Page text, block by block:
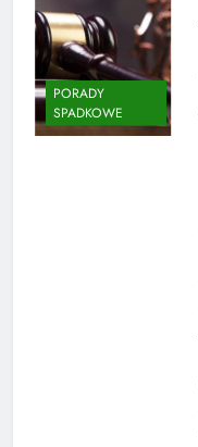
PORADY
SPADKOWE